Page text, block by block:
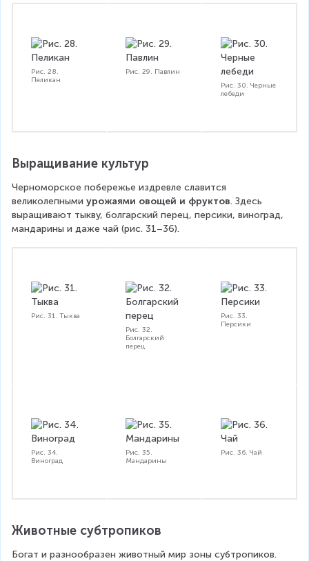
Рис. 28.
Пеликан
Рис. 29. Павлин
Рис. 30. Черные
лебеди
Выращивание культур
Черноморское побережье издревле славится
великолепными урожаями овощей и фруктов. Здесь
выращивают тыкву, болгарский перец, персики, виноград,
мандарины и даже чай (рис. 31–36).
Рис. 31. Тыква
Рис. 32.
Болгарский
перец
Рис. 33.
Персики
Рис. 34.
Виноград
Рис. 35.
Мандарины
Рис. 36. Чай
Животные субтропиков
Богат и разнообразен животный мир зоны субтропиков.